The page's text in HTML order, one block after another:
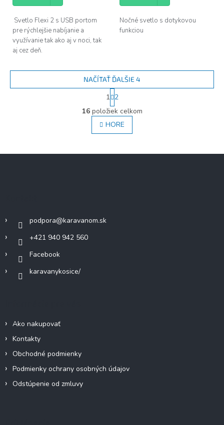
Svetlo Flexi 2 s USB portom
pre rýchlejšie nabíjanie a
využívanie tak ako aj v noci, tak
aj cez deň.
Nočné svetlo s dotykovou
funkciou
O
v
l
á
a
NAČÍTAŤ ĎALŠIE 4
S
t
r
á
n
k
v
1 2
16položiek celkom
HORE
podpora@karavanom.sk
+421 940 942 560
Facebook
karavanykosice/
Ako nakupovať
Kontakty
Obchodné podmienky
Podmienky ochrany osobných údajov
Odstúpenie od zmluvy